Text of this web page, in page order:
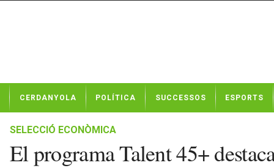
t
CERDANYOLA POLÍTICA SUCCESSOS ESPORTS
SELECCIÓ ECONÒMICA
El programa Talent 45+